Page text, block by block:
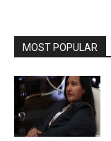
MOST POPULAR